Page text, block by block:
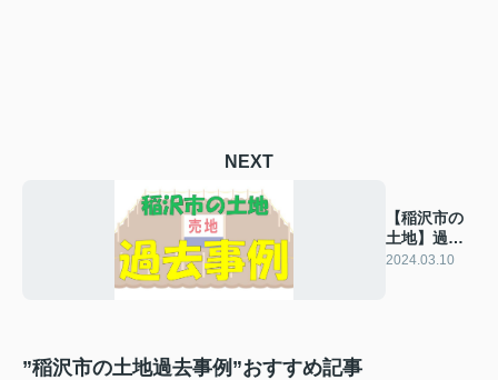
NEXT
【稲沢市の
土地】過去
の販売事例
2024.03.10
”稲沢市の土地過去事例”おすすめ記事